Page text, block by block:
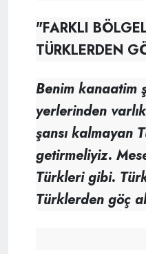
"FARKLI
TÜRKLERDEN
Benim kanaatim
yerlerinden
şansı kalmayan
getirmeliyiz.
Türkleri gibi.
Türklerden göç